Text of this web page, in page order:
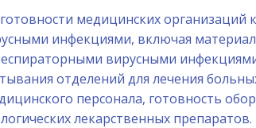
медицинских
инфекциями, включая
вирусными
отделений для лечения
персонала, готовность
лекарственных препаратов.